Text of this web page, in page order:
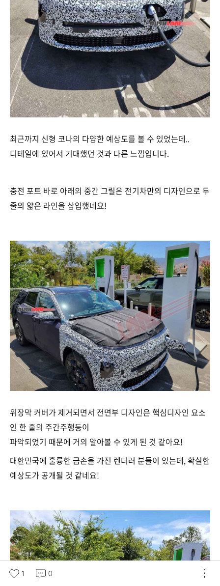
최근까지 신형 코나의 다양한 예상도를 볼 수 있었는데..
디테일에 있어서 기대했던 것과 다른 느낌입니다.
충전 포트 바로 아래의 중간 그릴은 전기차만의 디자인으로 두
줄의 얇은 라인을 삽입했네요!
위장막 커버가 제거되면서 전면부 디자인은 핵심디자인 요소
인 한 줄의 주간주행등이
파악되었기 때문에 거의 알아볼 수 있게 된 것 같아요!
대한민국에 훌륭한 금손을 가진 렌더러 분들이 있는데, 확실한
예상도가 공개될 것 같네요!
1 0